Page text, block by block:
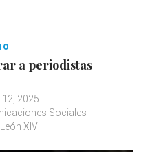
a periodistas
2025
Sociales
XIV